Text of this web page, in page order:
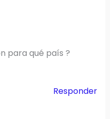
para qué país ?
Responder